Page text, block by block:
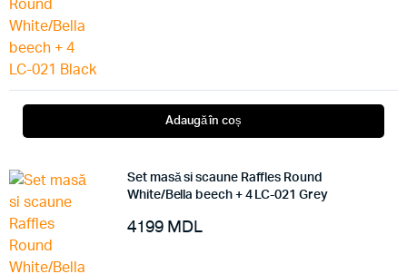
Adaugă în coș
Set masă si scaune Raffles Round
White/Bella beech + 4 LC-021 Grey
4199 MDL